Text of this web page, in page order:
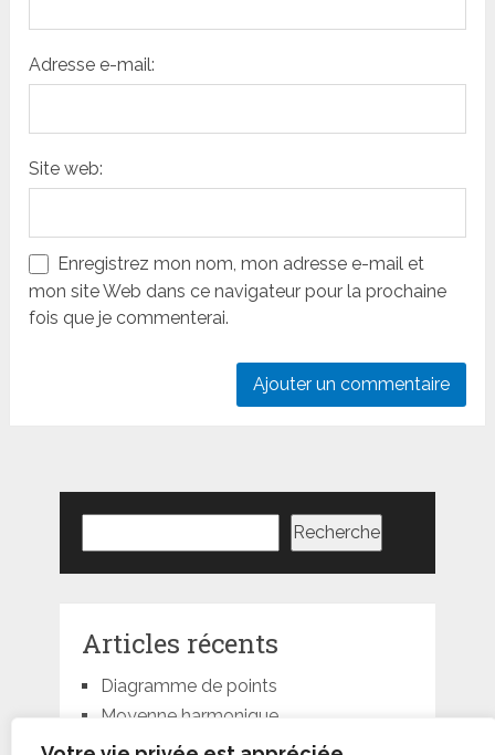
Adresse e-mail:
Site web:
Enregistrez mon nom, mon adresse e-mail et
mon site Web dans ce navigateur pour la prochaine
fois que je commenterai.
Recherche
Articles récents
Diagramme de points
Moyenne harmonique
Moyenne géométrique